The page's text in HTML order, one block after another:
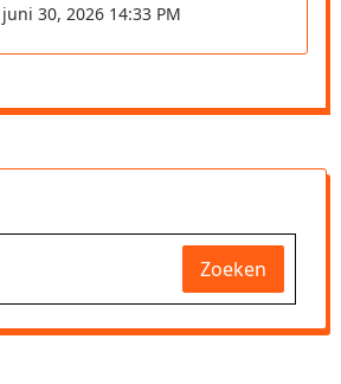
juni 30, 2026 14:33 PM
Zoeken